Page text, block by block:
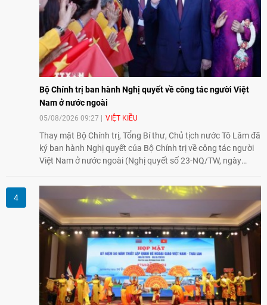
Bộ Chính trị ban hành Nghị quyết về công tác người Việt
Nam ở nước ngoài
05/08/2026 09:27 VIỆT KIỀU
Thay mặt Bộ Chính trị, Tổng Bí thư, Chủ tịch nước Tô Lâm đã
ký ban hành Nghị quyết của Bộ Chính trị về công tác người
Việt Nam ở nước ngoài (Nghị quyết số 23-NQ/TW, ngày